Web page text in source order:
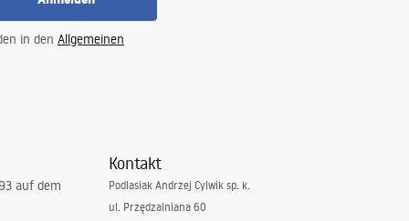
in den Allgemeinen
auf dem
Kontakt
Podlasiak Andrzej Cylwik sp. k.
ul. Przędzalniana 60